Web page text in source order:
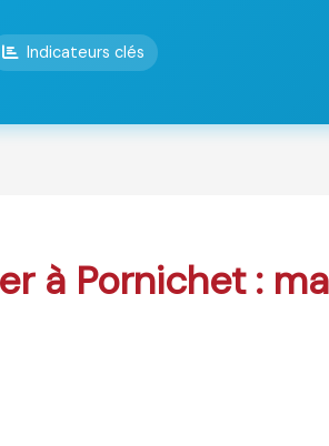
Indicateurs clés
à Pornichet :